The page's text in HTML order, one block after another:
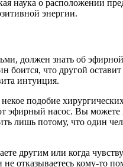
наука о расположении
энергии.
должен знать об
боится, что другой
интуиция.
подобие
эфирный насос. Вы
лишь потому, что один
другим или когда
не отказываетесь кому-